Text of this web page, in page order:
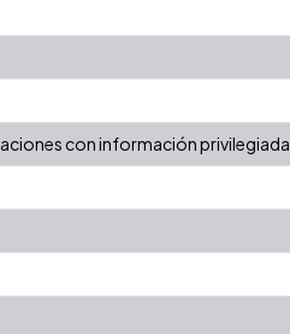
con información privilegiada